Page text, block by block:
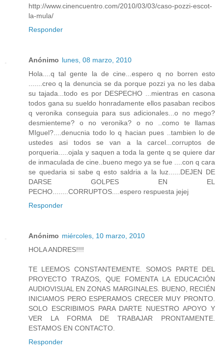
http://www.cinencuentro.com/2010/03/03/caso-pozzi-escot-
la-mula/
Responder
Anónimo lunes, 08 marzo, 2010
Hola....q tal gente la de cine...espero q no borren esto
.......creo q la denuncia se da porque pozzi ya no les daba
su tajada...todo es por DESPECHO ...mientras en casona
todos gana su sueldo honradamente ellos pasaban recibos
q veronika conseguia para sus adicionales...o no mego?
desmienteme? o no veronika? o no ..como te llamas
MIguel?....denucnia todo lo q hacian pues ..tambien lo de
ustedes asi todos se van a la carcel...corruptos de
porqueria.....ojala y saquen a toda la gente q se quiere dar
de inmaculada de cine..bueno mego ya se fue ....con q cara
se quedaria si sabe q esto saldria a la luz......DEJEN DE
DARSE GOLPES EN EL
PECHO........CORRUPTOS....espero respuesta jejej
Responder
Anónimo miércoles, 10 marzo, 2010
HOLA ANDRES!!!!
TE LEEMOS CONSTANTEMENTE. SOMOS PARTE DEL
PROYECTO TRAZOS, QUE FOMENTA LA EDUCACIÓN
AUDIOVISUAL EN ZONAS MARGINALES. BUENO, RECIÉN
INICIAMOS PERO ESPERAMOS CRECER MUY PRONTO.
SOLO ESCRIBIMOS PARA DARTE NUESTRO APOYO Y
VER LA FORMA DE TRABAJAR PRONTAMENTE.
ESTAMOS EN CONTACTO.
Responder